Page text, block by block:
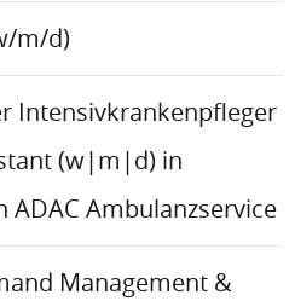
m/d)
Intensivkrankenpfleger
(w|m|d) in
Ambulanzservice
Management &